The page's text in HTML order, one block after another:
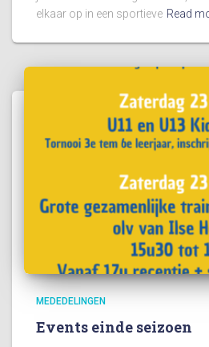
elkaar op in een sportieve Read
MEDEDELINGEN
Events einde seizoen